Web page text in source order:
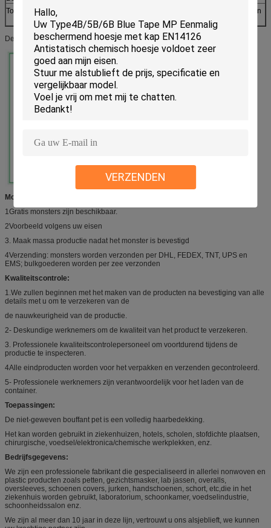
VERZENDEN
Toepassingen
Schoonkamer, laboratorium, ziekenhuis, elektronica en
voedselfabriek
De kleur, grootte, gewicht en verpakking kunnen worden aangepast.
Monstersbeleid:
1Gratis monsters zijn beschikbaar.
2Voorbeeld volgens uw eisen
3. Maak massa productie nadat het monster is bevestigd
4Verzending: monsters worden verzonden per DHL, FEDEX, TNT, UPS en
EMS; bulkgoederen worden per zee verzonden
Kwaliteitscontrole:
1.We zullen beginnen met het maken van de producten na bevestiging van alle
details met u om te verzekeren van de
de nauwkeurigheid van de productie.
2- Deskundige werknemers om de kwaliteit van het product te verzekeren.
3. Professionele kwaliteitscontrolepersoneel om voortdurend tijdens de
productie te inspecteren.
4Alle eindproducten worden voor het verpakken en verzenden gecontroleerd.
5- Professionele werknemers zijn verantwoordelijk voor het laden van de
container.
Toepassingen:
De niet-geweven bouffant pet is een volledig haarbedekking.
Het kan worden gebruikt in ziekenhuizen, hotels, scholen, stofdichte plaatsen,
chirurgische, voedsel/elektronica/chemische werkplekken, enz.
Bedrijfsgegevens:
We zijn een professionele fabrikant die gespecialiseerd in allerlei nonwoven en
plastic producten zoals petten, gezichtsmasker, lab jassen, overalls,
oversleeves, schoenen covers, jurken, handschoenen, schort, etc,die in het
ziekenhuis worden gebruikt, laboratorium, schoonkamer, voedselindustrie,
schoonheidssalon enz.
We zijn al meer dan 10 jaar in deze lijn, vertrouwt u ons alsjeblieft, we kunnen